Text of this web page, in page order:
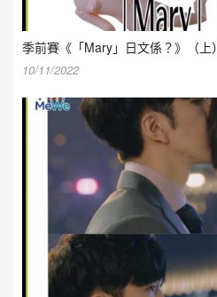
季前賽《「Mary」日文係？》（上）
10/11/2022